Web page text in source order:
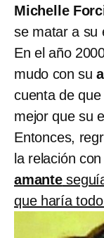
Michelle
se matar a su
En el año
mudo con su
cuenta de
mejor que su
Entonces,
la relación con
amante
que haría